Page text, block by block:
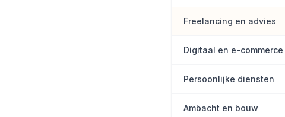
Freelancing en advies
Digitaal en e-commerce
Persoonlijke diensten
Ambacht en bouw